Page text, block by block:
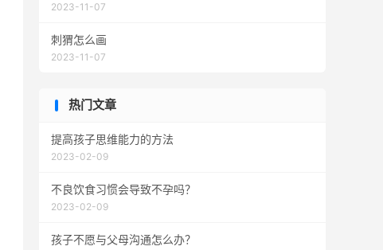
2023-11-07
刺猬怎么画
2023-11-07
热门文章
提高孩子思维能力的方法
2023-02-09
不良饮食习惯会导致不孕吗？
2023-02-09
孩子不愿与父母沟通怎么办？